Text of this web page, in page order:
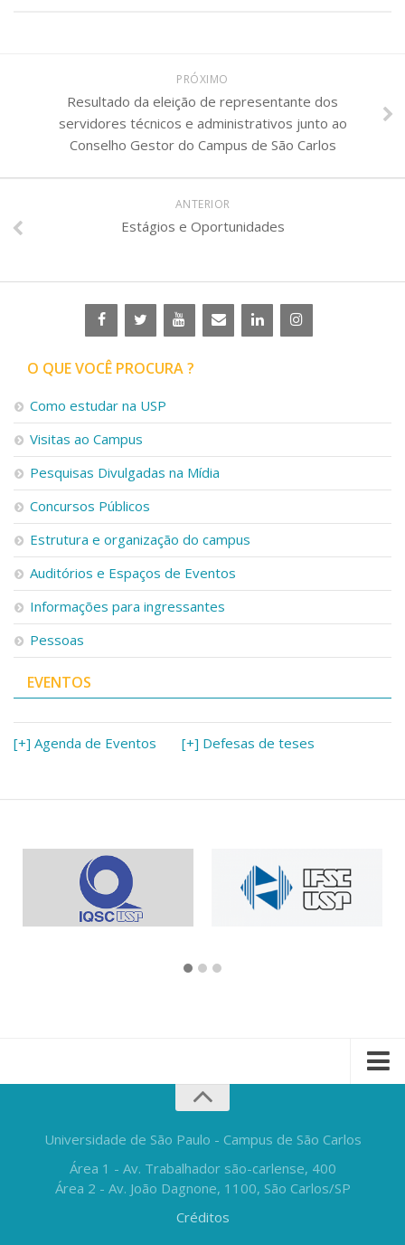
PRÓXIMO
Resultado da eleição de representante dos
servidores técnicos e administrativos junto ao
Conselho Gestor do Campus de São Carlos
ANTERIOR
Estágios e Oportunidades
O QUE VOCÊ PROCURA ?
Como estudar na USP
Visitas ao Campus
Pesquisas Divulgadas na Mídia
Concursos Públicos
Estrutura e organização do campus
Auditórios e Espaços de Eventos
Informações para ingressantes
Pessoas
EVENTOS
[+] Agenda de Eventos [+] Defesas de teses
Universidade de São Paulo - Campus de São Carlos
Área 1 - Av. Trabalhador são-carlense, 400
Área 2 - Av. João Dagnone, 1100, São Carlos/SP
Créditos